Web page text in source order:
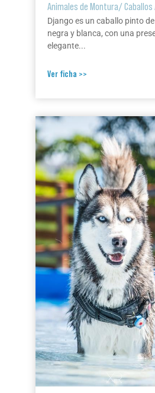
Animales de Montura/
Django es un caballo pinto
negra y blanca, con una
elegante...
Ver ficha >>